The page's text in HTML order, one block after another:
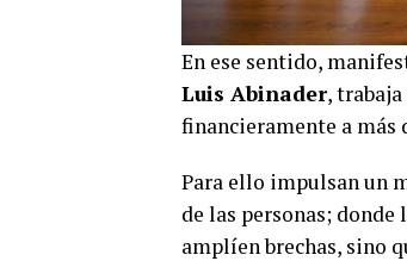
En ese sentido,
Luis Abinader,
financieramente a más
Para ello impulsan un
de las personas;
amplíen brechas, sino